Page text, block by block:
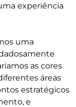
experiência
uma
as cores
áreas
estratégicos
e